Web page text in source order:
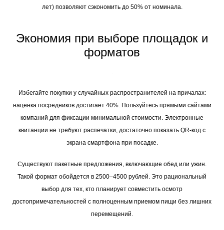
лет) позволяют сэкономить до 50% от номинала.
Экономия при выборе площадок и
форматов
Избегайте покупки у случайных распространителей на причалах:
наценка посредников достигает 40%. Пользуйтесь прямыми сайтами
компаний для фиксации минимальной стоимости. Электронные
квитанции не требуют распечатки, достаточно показать QR-код с
экрана смартфона при посадке.
Существуют пакетные предложения, включающие обед или ужин.
Такой формат обойдется в 2500–4500 рублей. Это рациональный
выбор для тех, кто планирует совместить осмотр
достопримечательностей с полноценным приемом пищи без лишних
перемещений.